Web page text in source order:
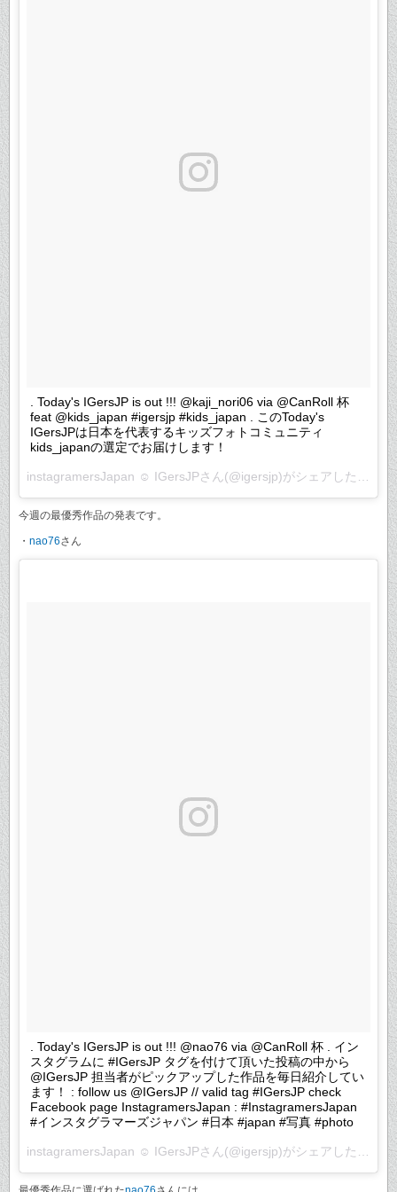
. Today's IGersJP is out !!! @kaji_nori06 via @CanRoll 杯
feat @kids_japan #igersjp #kids_japan . このToday's
IGersJPは日本を代表するキッズフォトコミュニティ
kids_japanの選定でお届けします！
instagramersJapan ☺︎ IGersJPさん(@igersjp)がシェアした投稿 –
今週の最優秀作品の発表です。
・ nao76さん
. Today's IGersJP is out !!! @nao76 via @CanRoll 杯 . イン
スタグラムに #IGersJP タグを付けて頂いた投稿の中から
@IGersJP 担当者がピックアップした作品を毎日紹介してい
ます！ : follow us @IGersJP // valid tag #IGersJP check
Facebook page InstagramersJapan : #InstagramersJapan
#インスタグラマーズジャパン #日本 #japan #写真 #photo
instagramersJapan ☺︎ IGersJPさん(@igersjp)がシェアした投稿 –